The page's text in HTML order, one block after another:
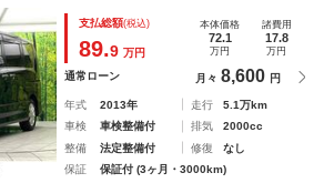
ド オートライト 横滑り防止装
プ 電動格納ミラー スマートキー
支払総額(税込)
89.9 万円
本体価格
72.1
万円
諸費用
17.8
万円
通常ローン 月々 8,600 円
年式 2013年 走行
5.1万km
車検
車検整備付 排気
2000cc
整備
法定整備付 修復
なし
保証
保証付 (3ヶ月・3000km)